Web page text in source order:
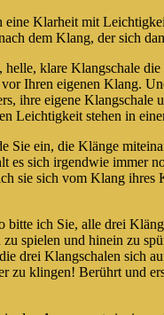
eine Klarheit mit
dem Klang, der sich
klare Klangschale die
Ihren eigenen Klang.
ihre eigene Klangschale
Leichtigkeit stehen in
Sie ein, die Klänge
es sich irgendwie immer
sie sich vom Klang ihres
bitte ich Sie, alle drei
zu spielen und hinein zu
drei Klangschalen sich
zu klingen! Berührt und